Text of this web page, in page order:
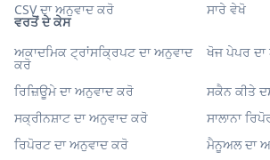
ਵਰਤੋਂ ਦੇ ਕੇਸ
ਅਕਾਦਮਿਕ ਟ੍ਰਾਂਸਕ੍ਰਿਪਟ ਦਾ ਅਨੁਵਾਦ
ਕਰੋ
ਖੋਜ ਪੇਪਰ
ਰਿਜ਼ਿਊਮੇ ਦਾ ਅਨੁਵਾਦ ਕਰੋ
ਸਕੈਨ ਕੀਤੇ
ਸਕ੍ਰੀਨਸ਼ਾਟ ਦਾ ਅਨੁਵਾਦ ਕਰੋ
ਸਾਲਾਨਾ
ਰਿਪੋਰਟ ਦਾ ਅਨੁਵਾਦ ਕਰੋ
ਮੈਨੂਅਲ ਦਾ
CSV ਦਾ ਅਨੁਵਾਦ ਕਰੋ
ਸਾਰੇ ਵੇਖੋ